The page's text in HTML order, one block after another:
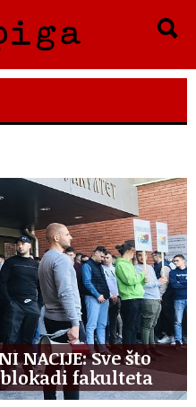
NACIJE: Sve što
fakulteta